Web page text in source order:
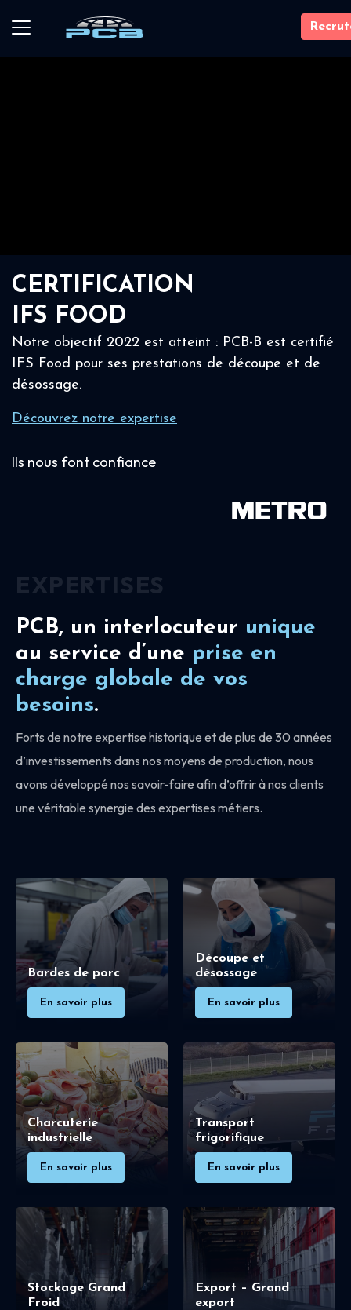
CERTIFICATION
IFS FOOD
Notre objectif 2022 est atteint : PCB-B est certifié
IFS Food pour ses prestations de découpe et de
désossage.
Découvrez notre expertise
Ils nous font confiance
PCB, un interlocuteur unique
au service d’une prise en
charge globale de vos
besoins.
Forts de notre expertise historique et de plus de 30 années
d’investissements dans nos moyens de production, nous
avons développé nos savoir-faire afin d’offrir à nos clients
une véritable synergie des expertises métiers.
EXPERTISES
Bardes de porc
En savoir plus
Découpe et
désossage
En savoir plus
Charcuterie
industrielle
En savoir plus
Transport
frigorifique
En savoir plus
Stockage Grand
Froid
Export – Grand
export